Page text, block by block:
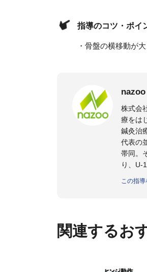
指導のコツ・ポイ
・骨盤の横移動が
nazoo
株式会
療をは
鍼灸治
代表の
帯同。
り、U-
「一人
この指
関連するお